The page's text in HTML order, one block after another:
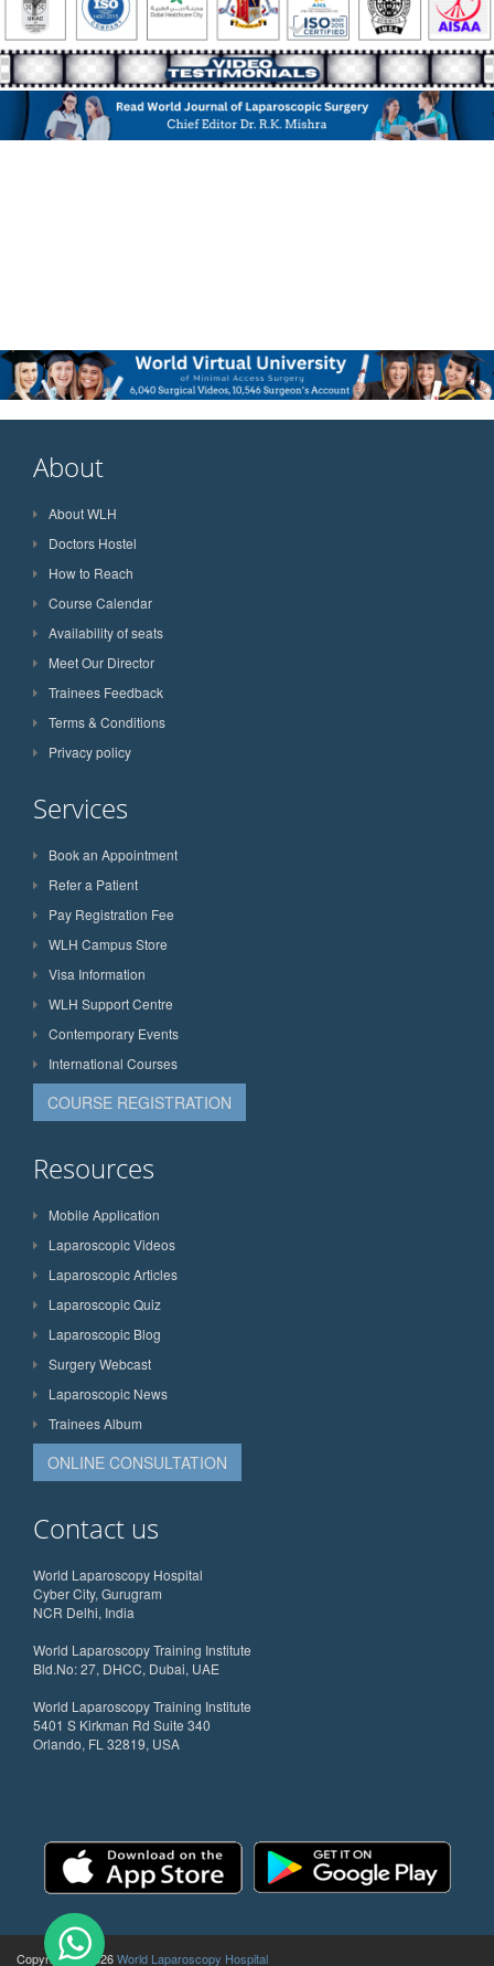
About
About WLH
Doctors Hostel
How to Reach
Course Calendar
Availability of seats
Meet Our Director
Trainees Feedback
Terms & Conditions
Privacy policy
Services
Book an Appointment
Refer a Patient
Pay Registration Fee
WLH Campus Store
Visa Information
WLH Support Centre
Contemporary Events
International Courses
COURSE REGISTRATION
Resources
Mobile Application
Laparoscopic Videos
Laparoscopic Articles
Laparoscopic Quiz
Laparoscopic Blog
Surgery Webcast
Laparoscopic News
Trainees Album
ONLINE CONSULTATION
Contact us
World Laparoscopy Hospital
Cyber City, Gurugram
NCR Delhi, India
World Laparoscopy Training Institute
Bld.No: 27, DHCC, Dubai, UAE
World Laparoscopy Training Institute
5401 S Kirkman Rd Suite 340
Orlando, FL 32819, USA
Copyright @ 2026World Laparoscopy Hospital